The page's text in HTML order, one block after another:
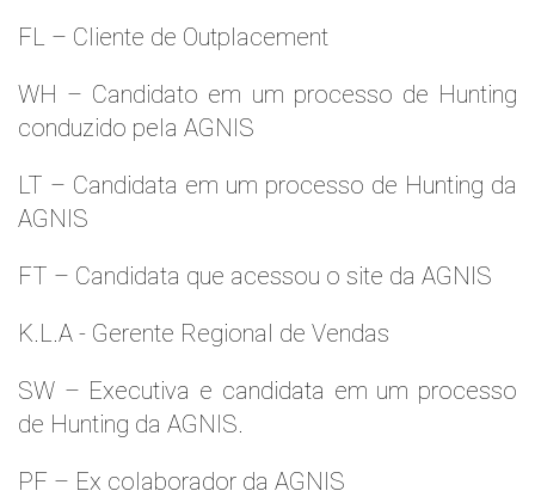
FL – Cliente de Outplacement
WH – Candidato em um processo de Hunting
conduzido pela AGNIS
LT – Candidata em um processo de Hunting da
AGNIS
FT – Candidata que acessou o site da AGNIS
K.L.A - Gerente Regional de Vendas
SW – Executiva e candidata em um processo
de Hunting da AGNIS.
PF – Ex colaborador da AGNIS